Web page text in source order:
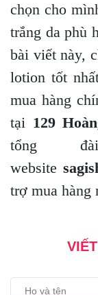
chọn cho
trắng da phù
bài viết này,
lotion tốt
mua hàng
tại 129
tổng
website
trợ mua hàng